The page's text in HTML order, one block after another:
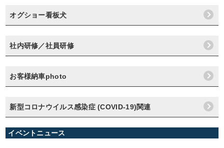
オグショー看板犬
社内研修／社員研修
お客様納車photo
新型コロナウイルス感染症 (COVID-19)関連
イベントニュース